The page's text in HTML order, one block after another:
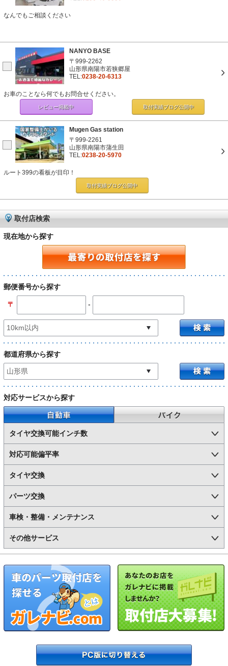
なんでもご相談ください
NANYO BASE
〒999-2262
山形県南陽市若狭郷屋
TEL:0238-20-6313
お車のことなら何でもお問合せください。
レビュー掲載中 取付実績ブログ公開中
Mugen Gas station
〒999-2261
山形県南陽市蒲生田
TEL:0238-20-5970
ルート399の看板が目印！
取付実績ブログ公開中
取付店検索
現在地から探す
郵便番号から探す
〒 -
都道府県から探す
対応サービスから探す
自動車
タイヤ交換可能インチ数
対応可能偏平率
タイヤ交換
パーツ交換
車検・整備・メンテナンス
その他サービス